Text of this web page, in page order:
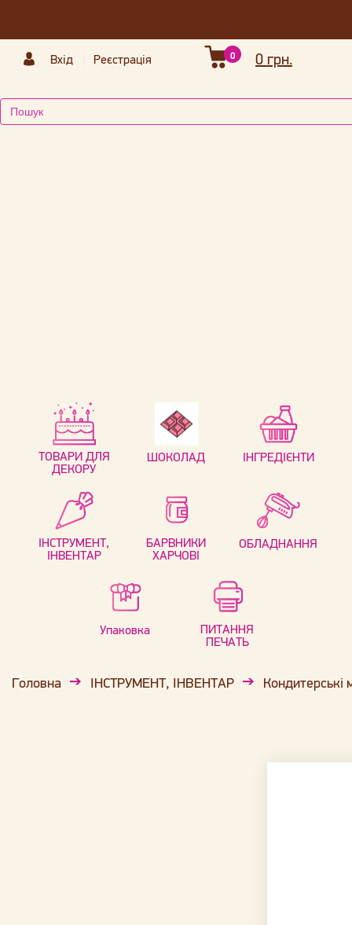
Вхід Реєстрація 0 грн.
0
ТОВАРИ ДЛЯ
ДЕКОРУ
ШОКОЛАД ІНГРЕДІЄНТИ
ІНСТРУМЕНТ,
ІНВЕНТАР
БАРВНИКИ
ХАРЧОВІ
ОБЛАДНАННЯ
Упаковка
ПИТАННЯ
ПЕЧАТЬ
Головна ІНСТРУМЕНТ, ІНВЕНТАР Кондитерські